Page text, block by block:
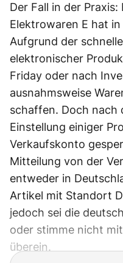
Der Fall in der
Elektrowaren E hat
Aufgrund der
elektronischer
Friday oder nach
ausnahmsweise
schaffen. Doch nach
Einstellung einiger
Verkaufskonto
Mitteilung von der
entweder in
Artikel mit Standort
jedoch sei die
oder stimme nicht
überein.